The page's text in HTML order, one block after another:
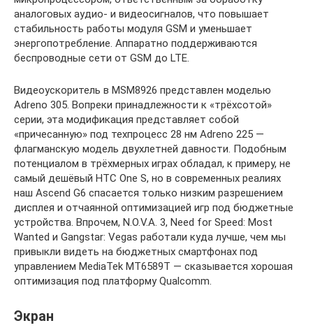
аналоговых аудио- и видеосигналов, что повышает
стабильность работы модуля GSM и уменьшает
энергопотребление. Аппаратно поддерживаются
беспроводные сети от GSM до LTE.
Видеоускоритель в MSM8926 представлен моделью
Adreno 305. Вопреки принадлежности к «трёхсотой»
серии, эта модификация представляет собой
«причесанную» под техпроцесс 28 нм Adreno 225 —
флагманскую модель двухлетней давности. Подобным
потенциалом в трёхмерных играх обладал, к примеру, не
самый дешёвый HTC One S, но в современных реалиях
наш Ascend G6 спасается только низким разрешением
дисплея и отчаянной оптимизацией игр под бюджетные
устройства. Впрочем, N.O.V.A. 3, Need for Speed: Most
Wanted и Gangstar: Vegas работали куда лучше, чем мы
привыкли видеть на бюджетных смартфонах под
управлением MediaTek MT6589T — сказывается хорошая
оптимизация под платформу Qualcomm.
Экран